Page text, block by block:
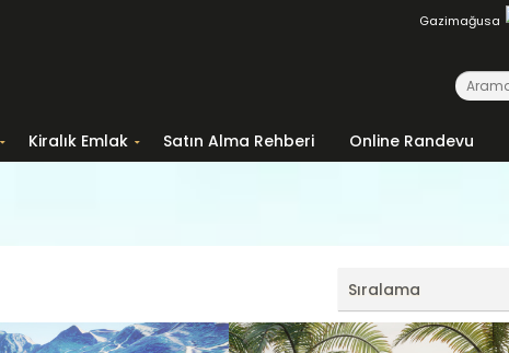
Gazimağusa
Kiralık Emlak Satın Alma Rehberi Online Randevu
Sıralama